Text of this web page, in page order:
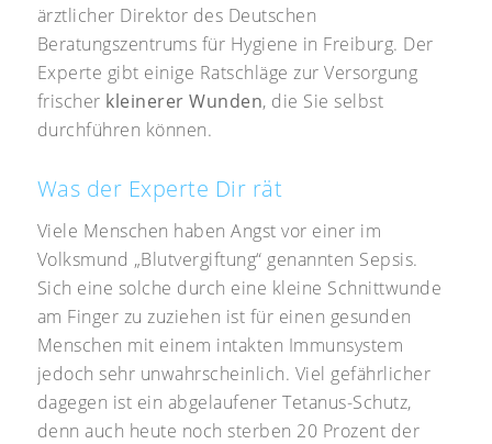
ärztlicher Direktor des Deutschen
Beratungszentrums für Hygiene in Freiburg. Der
Experte gibt einige Ratschläge zur Versorgung
frischer kleinerer Wunden, die Sie selbst
durchführen können.
Was der Experte Dir rät
Viele Menschen haben Angst vor einer im
Volksmund „Blutvergiftung“ genannten Sepsis.
Sich eine solche durch eine kleine Schnittwunde
am Finger zu zuziehen ist für einen gesunden
Menschen mit einem intakten Immunsystem
jedoch sehr unwahrscheinlich. Viel gefährlicher
dagegen ist ein abgelaufener Tetanus-Schutz,
denn auch heute noch sterben 20 Prozent der